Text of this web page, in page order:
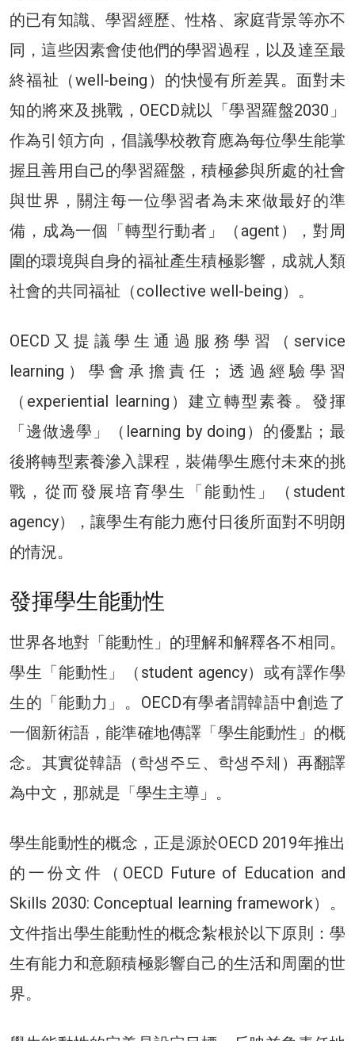
的已有知識、學習經歷、性格、家庭背景等亦不
同，這些因素會使他們的學習過程，以及達至最
終福祉（well-being）的快慢有所差異。面對未
知的將來及挑戰，OECD就以「學習羅盤2030」
作為引領方向，倡議學校教育應為每位學生能掌
握且善用自己的學習羅盤，積極參與所處的社會
與世界，關注每一位學習者為未來做最好的準
備，成為一個「轉型行動者」（agent），對周
圍的環境與自身的福祉產生積極影響，成就人類
社會的共同福祉（collective well-being）。
OECD又提議學生通過服務學習（service
learning）學會承擔責任；透過經驗學習
（experiential learning）建立轉型素養。發揮
「邊做邊學」（learning by doing）的優點；最
後將轉型素養滲入課程，裝備學生應付未來的挑
戰，從而發展培育學生「能動性」（student
agency），讓學生有能力應付日後所面對不明朗
的情況。
發揮學生能動性
世界各地對「能動性」的理解和解釋各不相同。
學生「能動性」（student agency）或有譯作學
生的「能動力」。OECD有學者謂韓語中創造了
一個新術語，能準確地傳譯「學生能動性」的概
念。其實從韓語（학생주도、학생주체）再翻譯
為中文，那就是「學生主導」。
學生能動性的概念，正是源於OECD 2019年推出
的一份文件（OECD Future of Education and
Skills 2030: Conceptual learning framework）。
文件指出學生能動性的概念紮根於以下原則：學
生有能力和意願積極影響自己的生活和周圍的世
界。